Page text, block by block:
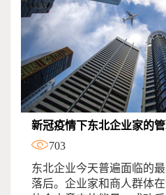
新冠疫情下东北企业家的
703
东北企业今天普遍面临的
落后。企业家和商人群体